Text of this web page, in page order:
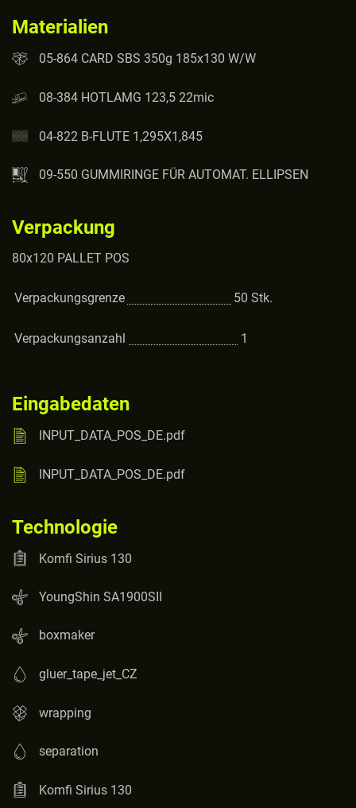
Materialien
05-864 CARD SBS 350g 185x130 W/W
08-384 HOTLAMG 123,5 22mic
04-822 B-FLUTE 1,295X1,845
09-550 GUMMIRINGE FÜR AUTOMAT. ELLIPSEN
Verpackung
80x120 PALLET POS
Verpackungsgrenze 50 Stk.
Verpackungsanzahl 1
Eingabedaten
INPUT_DATA_POS_DE.pdf
INPUT_DATA_POS_DE.pdf
Technologie
Komfi Sirius 130
YoungShin SA1900SII
boxmaker
gluer_tape_jet_CZ
wrapping
separation
Komfi Sirius 130